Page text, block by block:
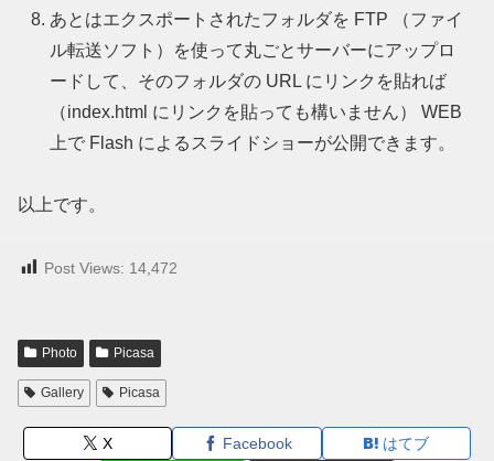
あとはエクスポートされたフォルダを FTP （ファイ
ル転送ソフト）を使って丸ごとサーバーにアップロ
ードして、そのフォルダの URL にリンクを貼れば
（index.html にリンクを貼っても構いません）WEB
上で Flash によるスライドショーが公開できます。
以上です。
Post Views: 14,472
Photo Picasa
Gallery Picasa
X Facebook
はてブ